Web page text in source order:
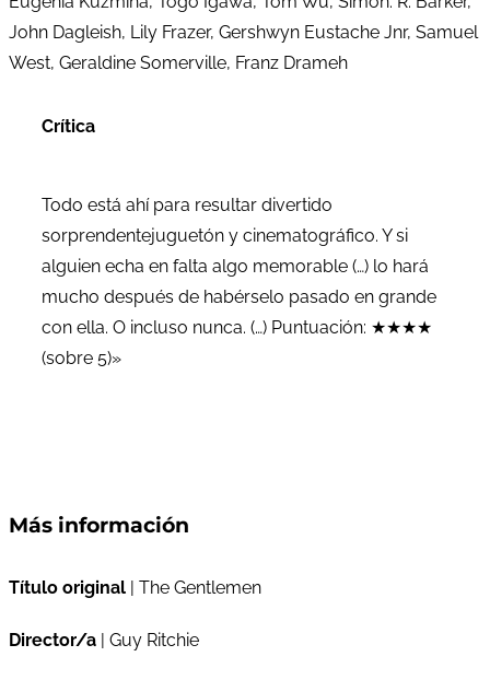
John Dagleish, Lily Frazer, Gershwyn Eustache Jnr, Samuel
West, Geraldine Somerville, Franz Drameh
Crítica
Todo está ahí para resultar divertido
sorprendentejuguetón y cinematográfico. Y si
alguien echa en falta algo memorable (…) lo hará
mucho después de habérselo pasado en grande
con ella. O incluso nunca. (…) Puntuación: ★★★★
(sobre 5)»
Más información
Título original | The Gentlemen
Director/a | Guy Ritchie